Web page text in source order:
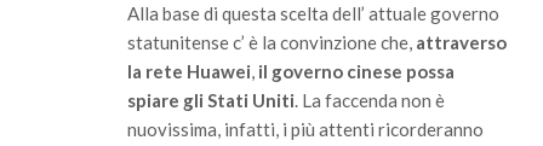
Alla base di questa scelta dell’ attuale governo
statunitense c’ è la convinzione che, attraverso
la rete Huawei, il governo cinese possa
spiare gli Stati Uniti. La faccenda non è
nuovissima, infatti, i più attenti ricorderanno